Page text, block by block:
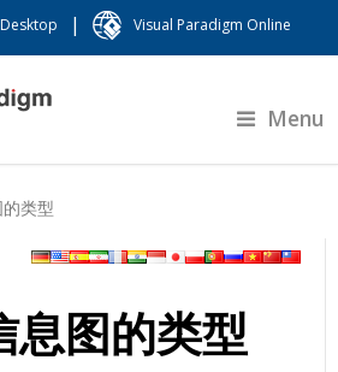
| Visual Paradigm Online
Menu
类型
息图的类型